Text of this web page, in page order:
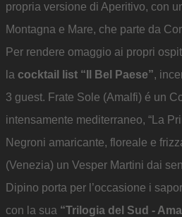
propria versione di Aperitivo, con
Montagna e Mare, che parte da
Per rendere omaggio ai propri
la cocktail list “Il Bel Paese”,
3 guest. Frate Sole (Amalfi) é un
intensamente mediterraneo, “La
Negroni amaricante, floreale e
(Venezia) un Vesper Martini dai
Dipino porta per l’occasione i
con la sua “Trilogia del Sud -